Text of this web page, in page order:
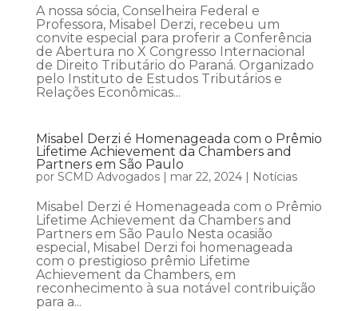
A nossa sócia, Conselheira Federal e
Professora, Misabel Derzi, recebeu um
convite especial para proferir a Conferência
de Abertura no X Congresso Internacional
de Direito Tributário do Paraná. Organizado
pelo Instituto de Estudos Tributários e
Relações Econômicas...
Misabel Derzi é Homenageada com o Prêmio
Lifetime Achievement da Chambers and
Partners em São Paulo
por SCMD Advogados| mar 22, 2024| Notícias
Misabel Derzi é Homenageada com o Prêmio
Lifetime Achievement da Chambers and
Partners em São Paulo Nesta ocasião
especial, Misabel Derzi foi homenageada
com o prestigioso prêmio Lifetime
Achievement da Chambers, em
reconhecimento à sua notável contribuição
para a...